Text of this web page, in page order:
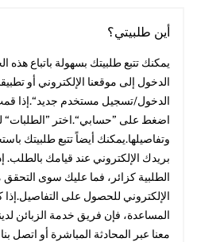
أين طلبيتي؟
يمكنك تتبع طلبيتك بسهولة باتباع
الدخول إلى موقعنا الإلكتروني أو
الدخول/تسجيل مستخدم جديد“.إذا
اضغط على ”حسابي“.اختر ”الطلبات“
وتفاصيلها.يمكنك أيضاً تتبع طلبيتك
بريدك الإلكتروني عند قيامك بالطلب.
الطلبية كزائر، فما عليك سوى التحقق
الإلكتروني للحصول على
المساعدة، فإن فريق خدمة الزبائن
معنا عبر المحادثة المباشرة أو اتصل بنا على